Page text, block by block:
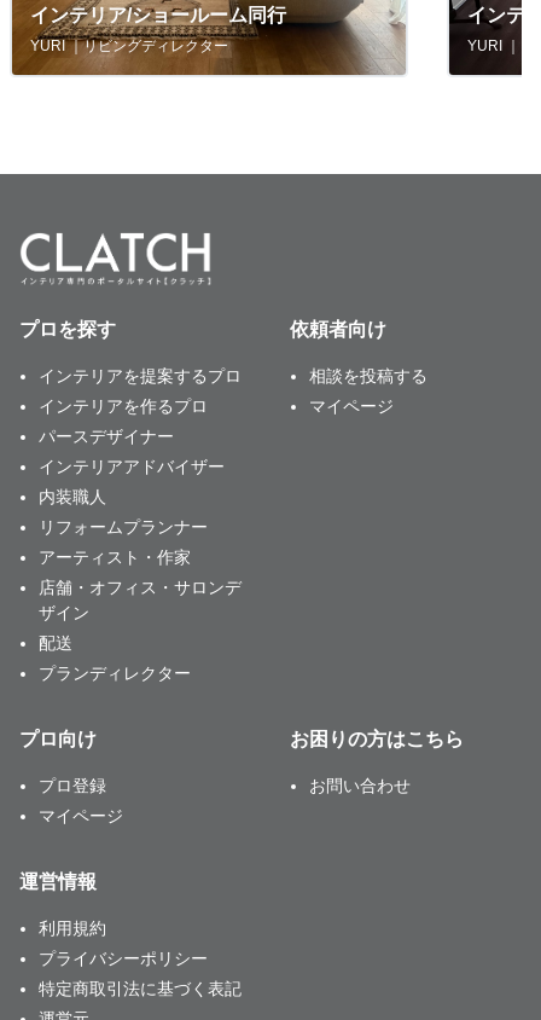
インテリア/ショールーム同行
YURI ｜リビングディレクター
インテ
YURI ｜リ
プロを探す
インテリアを提案するプロ
インテリアを作るプロ
パースデザイナー
インテリアアドバイザー
内装職人
リフォームプランナー
アーティスト・作家
店舗・オフィス・サロンデ
ザイン
配送
プランディレクター
依頼者向け
相談を投稿する
マイページ
プロ向け
プロ登録
マイページ
お困りの方はこちら
お問い合わせ
運営情報
利用規約
プライバシーポリシー
特定商取引法に基づく表記